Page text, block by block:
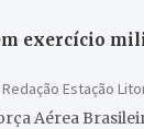
exercício
Redação Estação
Aérea